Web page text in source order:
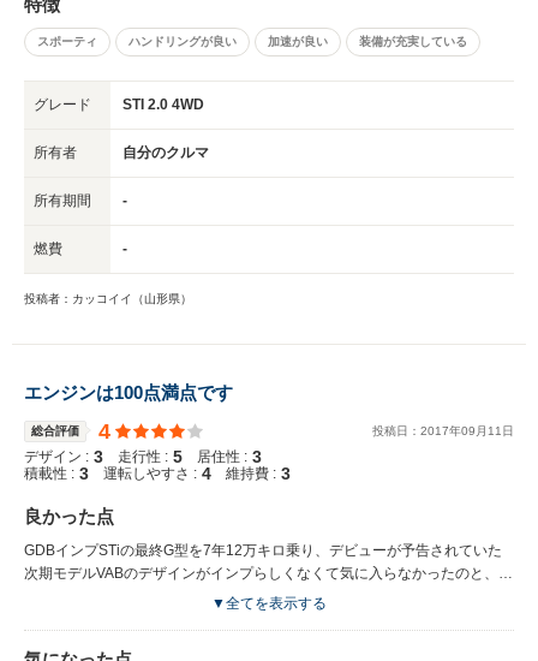
のモタツキ感をはじめ、SIドライブなるスロコンの過剰な演出と不自然な制
御が人馬一体感を完全にスポイル。小手先の演出は無用、ドライバーの意志
イプR系とは違ったコツコツ感が脳天を直撃するも、ボディ剛性感アップの
で実用性には全く問題なし。 車格に見合わぬ大きめのロードノイズ、ハイ
た静粛性が却ってその存在感を強調。 超高張力鋼板の多用はボディ剛性に
一役買うも、ルーフを叩く雨やタイヤが巻き上げる小石などの音がボディ全
体に凄まじく反響し「何事か！？」と驚くことうけあい。 いずれにせよ、
このWRX STIはそういったノイズをも楽しむクルマ、気になる人は最初か
ら買わない方が無難。
運転し辛いだけのつまらないクルマ。 とてもじゃないですが、万人にお勧
めできるものではありません。 にも拘らず、有り余るマシン性能がドライ
バーを魅了して止まず、ドライビングプレジャーに不足なし。 タイプR的ド
ンガラ軽量ボディのNAマシンとはまた違った快感が得られる不思議な不思
議なハイパワー＆ハイテクターボマシン。
スポーティ ハンドリングが良い 加速が良い 装備が充実している
グレード STI 2.0 4WD
所有者 自分のクルマ
所有期間 -
燃費 -
投稿者：カッコイイ（山形県）
エンジンは100点満点です
総合評価 4 投稿日： 2017年09 月 11 日
デザイン : 3 走行性 : 5 居住性 : 3
積載性 : 3 運転しやすさ : 4 維持費 : 3
良かった点
GDBインプSTiの最終G型を7年12万キロ乗り、デビューが予告されていた
次期モデルVABのデザインがインプらしくなくて気に入らなかったのと、
EJ20の最終モデルになりそうだとの予想で、受注終了目前に駆け込み購入
▼全てを表示する